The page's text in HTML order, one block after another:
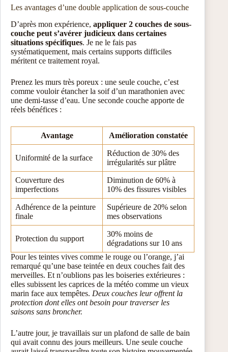
Les avantages d’une double application de sous-couche
D’après mon expérience, appliquer 2 couches de sous-
couche peut s’avérer judicieux dans certaines
situations spécifiques. Je ne le fais pas
systématiquement, mais certains supports difficiles
méritent ce traitement royal.
Prenez les murs très poreux : une seule couche, c’est
comme vouloir étancher la soif d’un marathonien avec
une demi-tasse d’eau. Une seconde couche apporte de
réels bénéfices :
Avantage Amélioration constatée
Uniformité de la surface
Réduction de 30% des
irrégularités sur plâtre
Couverture des
imperfections
Diminution de 60% à
10% des fissures visibles
Adhérence de la peinture
finale
Supérieure de 20% selon
mes observations
Protection du support
30% moins de
dégradations sur 10 ans
Pour les teintes vives comme le rouge ou l’orange, j’ai
remarqué qu’une base teintée en deux couches fait des
merveilles. Et n’oublions pas les boiseries extérieures :
elles subissent les caprices de la météo comme un vieux
marin face aux tempêtes. Deux couches leur offrent la
protection dont elles ont besoin pour traverser les
saisons sans broncher.
L’autre jour, je travaillais sur un plafond de salle de bain
qui avait connu des jours meilleurs. Une seule couche